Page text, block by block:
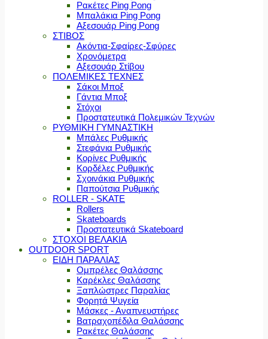
Ρακέτες Ping Pong
Μπαλάκια Ping Pong
Αξεσουάρ Ping Pong
ΣΤΙΒΟΣ
Ακόντια-Σφαίρες-Σφύρες
Χρονόμετρα
Αξεσουάρ Στίβου
ΠΟΛΕΜΙΚΕΣ ΤΕΧΝΕΣ
Σάκοι Μποξ
Γάντια Μποξ
Στόχοι
Προστατευτικά Πολεμικών Τεχνών
ΡΥΘΜΙΚΗ ΓΥΜΝΑΣΤΙΚΗ
Μπάλες Ρυθμικής
Στεφάνια Ρυθμικής
Κορίνες Ρυθμικής
Κορδέλες Ρυθμικής
Σχοινάκια Ρυθμικής
Παπούτσια Ρυθμικής
ROLLER - SKATE
Rollers
Skateboards
Προστατευτικά Skateboard
ΣΤΟΧΟΙ ΒΕΛΑΚΙΑ
OUTDOOR SPORT
ΕΙΔΗ ΠΑΡΑΛΙΑΣ
Ομπρέλες Θαλάσσης
Καρέκλες Θαλάσσης
Ξαπλώστρες Παραλίας
Φορητά Ψυγεία
Μάσκες - Αναπνευστήρες
Βατραχοπέδιλα Θαλάσσης
Ρακέτες Θαλάσσης